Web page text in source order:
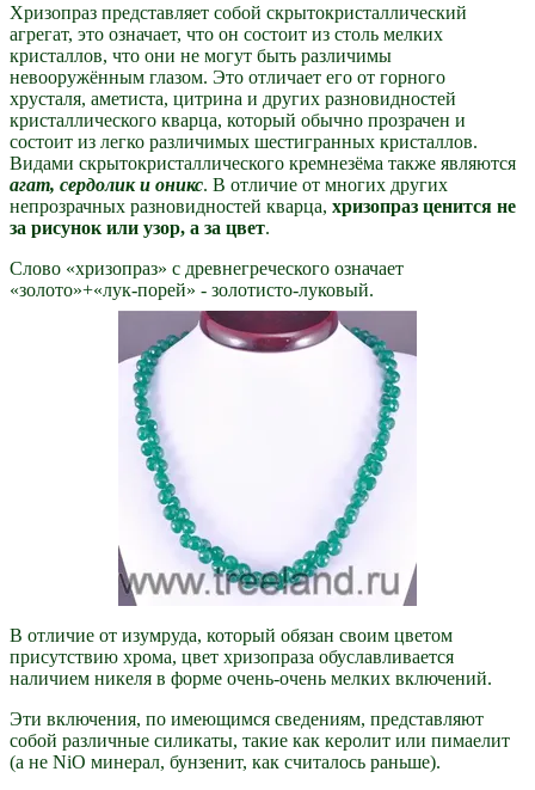
Хризопраз представляет собой скрытокристаллический
агрегат, это означает, что он состоит из столь мелких
кристаллов, что они не могут быть различимы
невооружённым глазом. Это отличает его от горного
хрусталя, аметиста, цитрина и других разновидностей
кристаллического кварца, который обычно прозрачен и
состоит из легко различимых шестигранных кристаллов.
Видами скрытокристаллического кремнезёма также являются
агат, сердолик и оникс. В отличие от многих других
непрозрачных разновидностей кварца, хризопраз ценится не
за рисунок или узор, а за цвет.
Слово «хризопраз» с древнегреческого означает
«золото»+«лук-порей» - золотисто-луковый.
В отличие от изумруда, который обязан своим цветом
присутствию хрома, цвет хризопраза обуславливается
наличием никеля в форме очень-очень мелких включений.
Эти включения, по имеющимся сведениям, представляют
собой различные силикаты, такие как керолит или пимаелит
(а не NiO минерал, бунзенит, как считалось раньше).